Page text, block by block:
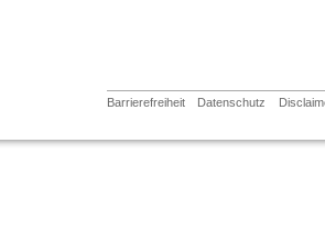
Barrierefreiheit Datenschutz